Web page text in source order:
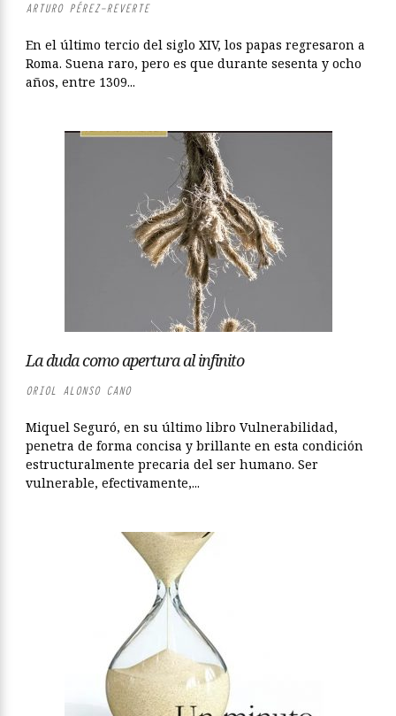
ARTURO PÉREZ-REVERTE
En el último tercio del siglo XIV, los papas regresaron a
Roma. Suena raro, pero es que durante sesenta y ocho
años, entre 1309...
La duda como apertura al infinito
ORIOL ALONSO CANO
Miquel Seguró, en su último libro Vulnerabilidad,
penetra de forma concisa y brillante en esta condición
estructuralmente precaria del ser humano. Ser
vulnerable, efectivamente,...